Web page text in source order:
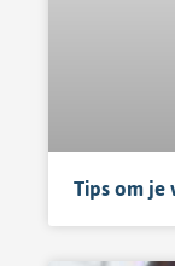
Tips om